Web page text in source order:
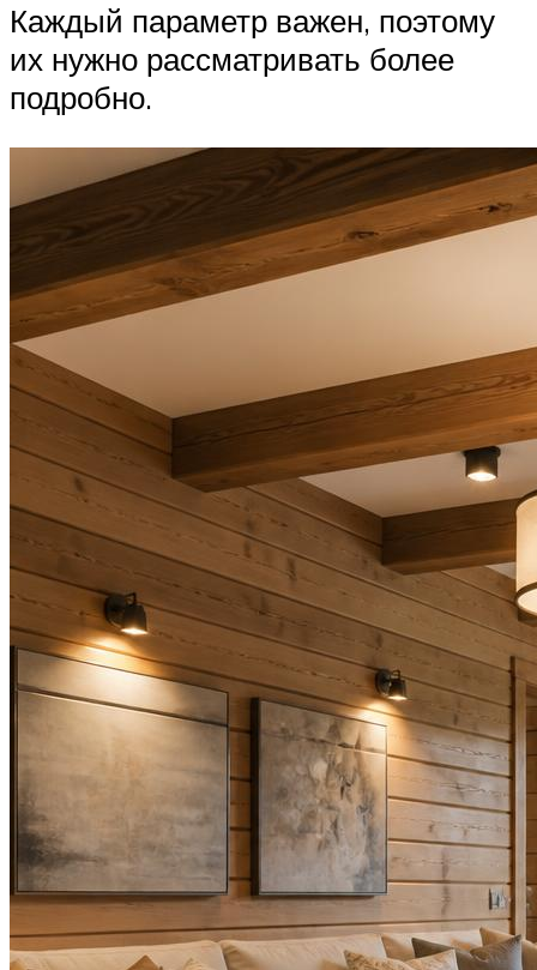
Каждый параметр важен, поэтому
их нужно рассматривать более
подробно.